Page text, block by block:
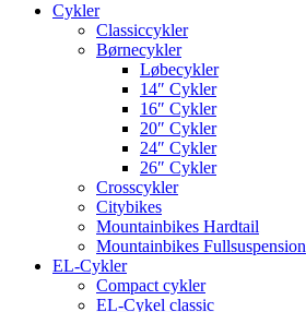
Cykler
Classiccykler
Børnecykler
Løbecykler
14″ Cykler
16″ Cykler
20″ Cykler
24″ Cykler
26″ Cykler
Crosscykler
Citybikes
Mountainbikes Hardtail
Mountainbikes Fullsuspension
EL-Cykler
Compact cykler
EL-Cykel classic